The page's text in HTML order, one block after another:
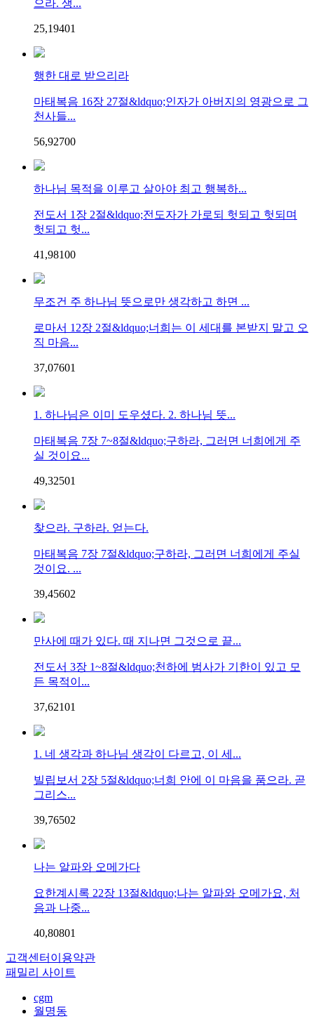
으라. 생...
25,19401
행한 대로 받으리라
마태복음 16장 27절&ldquo;인자가 아버지의 영광으로 그
천사들...
56,92700
하나님 목적을 이루고 살아야 최고 행복하...
전도서 1장 2절&ldquo;전도자가 가로되 헛되고 헛되며
헛되고 헛...
41,98100
무조건 주 하나님 뜻으로만 생각하고 하면 ...
로마서 12장 2절&ldquo;너희는 이 세대를 본받지 말고 오
직 마음...
37,07601
1. 하나님은 이미 도우셨다. 2. 하나님 뜻...
마태복음 7장 7~8절&ldquo;구하라, 그러면 너희에게 주
실 것이요...
49,32501
찾으라. 구하라. 얻는다.
마태복음 7장 7절&ldquo;구하라, 그러면 너희에게 주실
것이요. ...
39,45602
만사에 때가 있다. 때 지나면 그것으로 끝...
전도서 3장 1~8절&ldquo;천하에 범사가 기한이 있고 모
든 목적이...
37,62101
1. 네 생각과 하나님 생각이 다르고, 이 세...
빌립보서 2장 5절&ldquo;너희 안에 이 마음을 품으라. 곧
그리스...
39,76502
나는 알파와 오메가다
요한계시록 22장 13절&ldquo;나는 알파와 오메가요, 처
음과 나중...
40,80801
고객센터 이용약관
패밀리 사이트
cgm
월명동